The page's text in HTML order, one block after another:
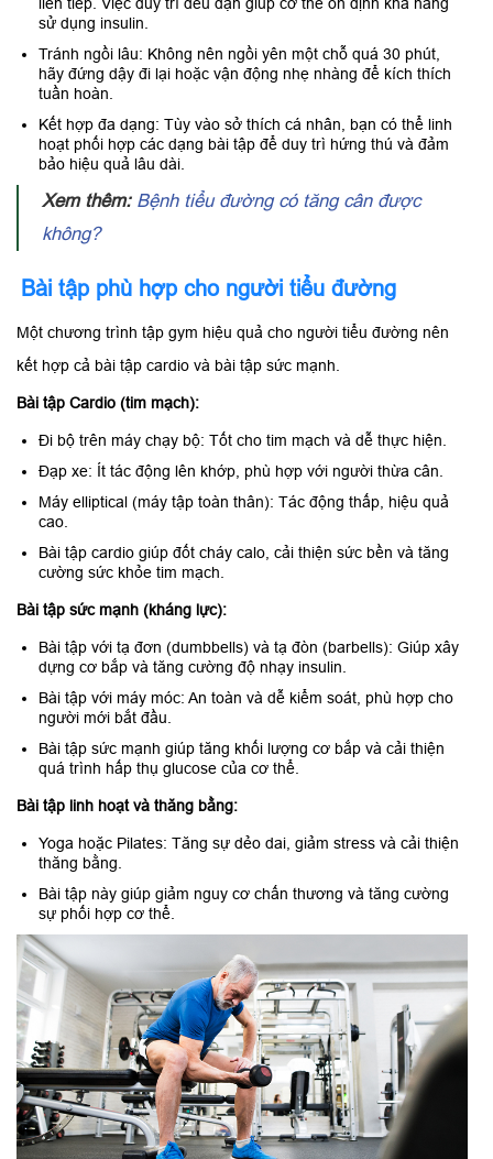
sử dụng insulin.
Tránh ngồi lâu: Không nên ngồi yên một chỗ quá 30 phút,
hãy đứng dậy đi lại hoặc vận động nhẹ nhàng để kích thích
tuần hoàn.
Kết hợp đa dạng: Tùy vào sở thích cá nhân, bạn có thể linh
hoạt phối hợp các dạng bài tập để duy trì hứng thú và đảm
bảo hiệu quả lâu dài.
Xem thêm: Bệnh tiểu đường có tăng cân được
không?
Bài tập phù hợp cho người tiểu đường
Một chương trình tập gym hiệu quả cho người tiểu đường nên
kết hợp cả bài tập cardio và bài tập sức mạnh.
Bài tập Cardio (tim mạch):
Đi bộ trên máy chạy bộ: Tốt cho tim mạch và dễ thực hiện.
Đạp xe: Ít tác động lên khớp, phù hợp với người thừa cân.
Máy elliptical (máy tập toàn thân): Tác động thấp, hiệu quả
cao.
Bài tập cardio giúp đốt cháy calo, cải thiện sức bền và tăng
cường sức khỏe tim mạch.
Bài tập sức mạnh (kháng lực):
Bài tập với tạ đơn (dumbbells) và tạ đòn (barbells): Giúp xây
dựng cơ bắp và tăng cường độ nhạy insulin.
Bài tập với máy móc: An toàn và dễ kiểm soát, phù hợp cho
người mới bắt đầu.
Bài tập sức mạnh giúp tăng khối lượng cơ bắp và cải thiện
quá trình hấp thụ glucose của cơ thể.
Bài tập linh hoạt và thăng bằng:
Yoga hoặc Pilates: Tăng sự dẻo dai, giảm stress và cải thiện
thăng bằng.
Bài tập này giúp giảm nguy cơ chấn thương và tăng cường
sự phối hợp cơ thể.